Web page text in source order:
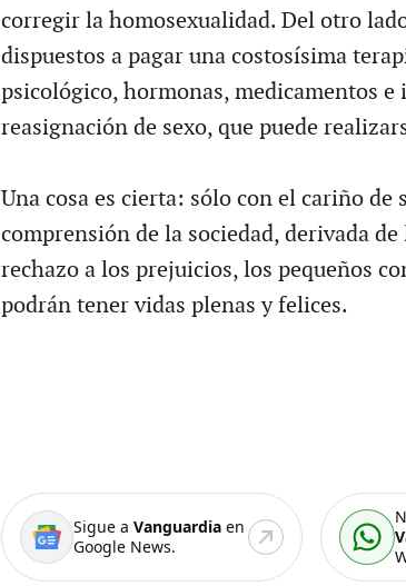
corregir la homosexualidad. Del otro
dispuestos a pagar una costosísima
psicológico, hormonas, medicamentos e
reasignación de sexo, que puede
Una cosa es cierta: sólo con el cariño de
comprensión de la sociedad, derivada
rechazo a los prejuicios, los pequeños
podrán tener vidas plenas y felices.
Sigue a Vanguardiaen
Google News.